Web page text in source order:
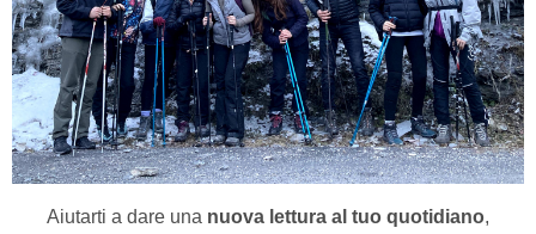
Aiutarti a dare una nuova lettura al tuo quotidiano,